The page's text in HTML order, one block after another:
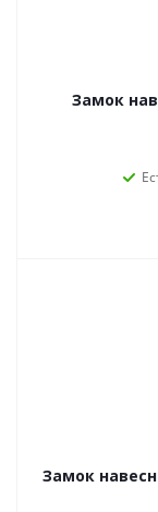
Замок
Замок